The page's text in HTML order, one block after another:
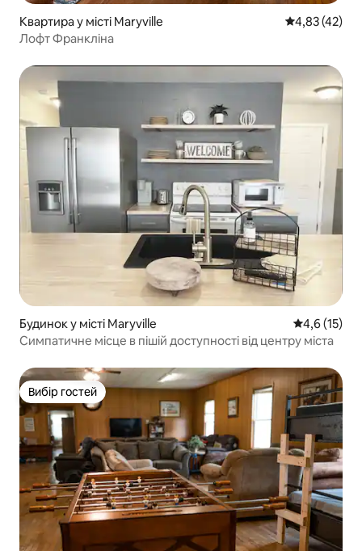
Квартира у місті Maryville Середня
4,83 (42)
Лофт Франкліна
Будинок у місті Maryville Середня
4,6 (15)
Симпатичне місце в пішій доступності від центру міста
Вибір гостей
Вибір гостей